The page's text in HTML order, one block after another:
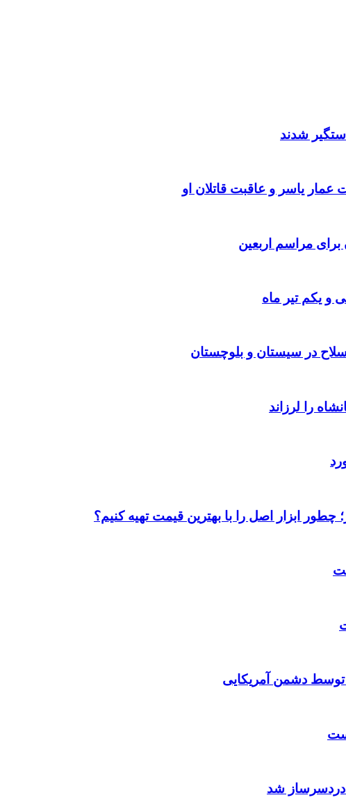
شدند
یاسر و عاقبت قاتلان او
و یکم تیر ماه
ابزار اصل را با بهترین قیمت تهیه کنیم؟
دشمن آمریکایی
دردسرساز شد